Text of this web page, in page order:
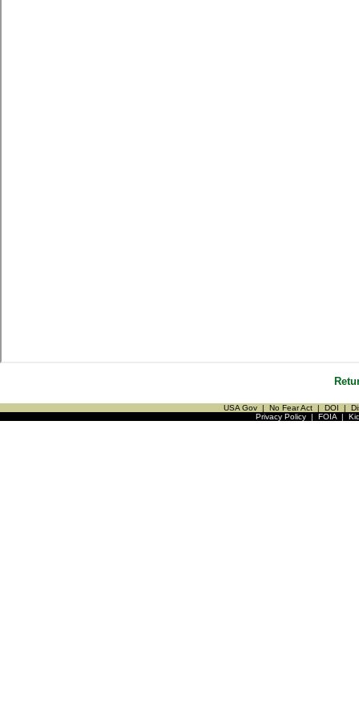
USA Gov | No Fear Act | DOI |
Privacy Policy| FOIA|